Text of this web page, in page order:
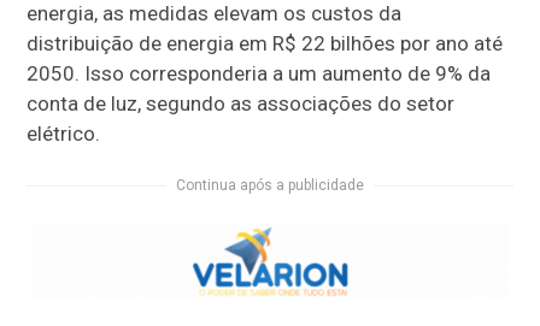
energia, as medidas elevam os custos da
distribuição de energia em R$ 22 bilhões por ano até
2050. Isso corresponderia a um aumento de 9% da
conta de luz, segundo as associações do setor
elétrico.
Continua após a publicidade